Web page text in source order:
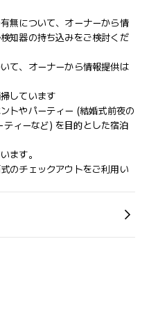
無について、オーナーから情
知器の持ち込みをご検討くだ
て、オーナーから情報提供は
しています
トやパーティー (結婚式前夜の
ィーなど) を目的とした宿泊
ます。
のチェックアウトをご利用い